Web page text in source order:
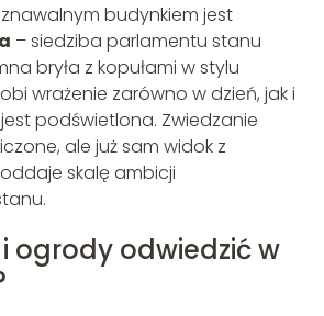
budynkiem jest
– siedziba parlamentu stanu
bryła z kopułami w stylu
wrażenie zarówno w dzień, jak i
podświetlona. Zwiedzanie
ale już sam widok z
skalę ambicji
ogrody odwiedzić w